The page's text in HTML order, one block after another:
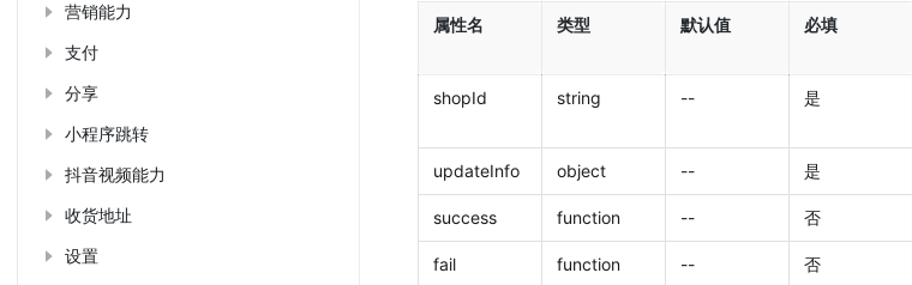
营销能力
支付
分享
小程序跳转
抖音视频能力
收货地址
设置
属性名 类型 默认值 必填
shopId string -- 是
updateInfo object -- 是
success function -- 否
fail function -- 否